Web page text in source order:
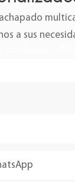
a sus